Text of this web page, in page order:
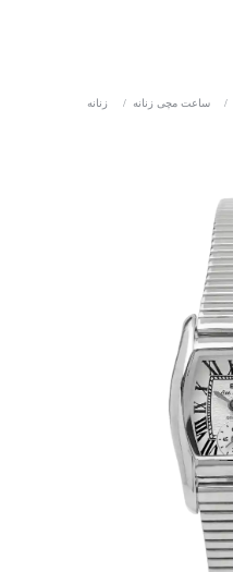
/ ساعت مچی زنانه / زنانه